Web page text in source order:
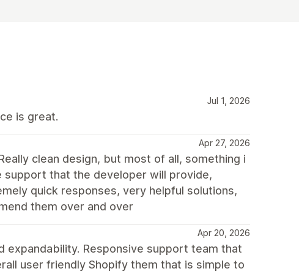
Jul 1, 2026
is great.
Apr 27, 2026
clean design, but most of all, something i
that the developer will provide,
quick responses, very helpful solutions,
them over and over
Apr 20, 2026
Responsive support team that
user friendly Shopify them that is simple to